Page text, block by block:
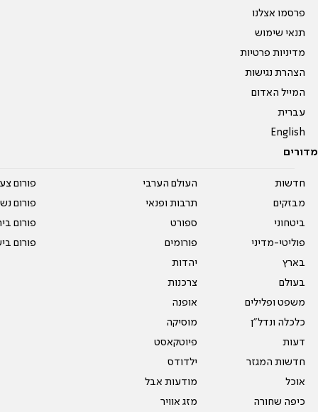
פרסמו אצלנו
תנאי שימוש
מדיניות פרטיות
הצהרת נגישות
המייל האדום
עברית
English
מדורים
חדשות
מבזקים
ביטחוני
פוליטי-מדיני
בארץ
בעולם
משפט ופלילים
כלכלה ונדל"ן
דעות
חדשות המגזר
אוכל
כיפה שחורה
העולם הערבי
תרבות ופנאי
ספורט
פורומים
יהדות
צרכנות
אופנה
מוסיקה
פיוטקאסט
ילדודס
מודעות אבל
מזג אוויר
פורום
פורום
פורום
פורום